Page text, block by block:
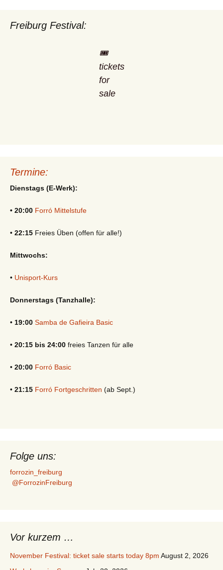
Freiburg Festival:
🎟️
tickets
for
sale
Termine:
Dienstags (E-Werk):
• 20:00 Forró Mittelstufe
• 22:15 Freies Üben (offen für alle!)
Mittwochs:
• Unisport-Kurs
Donnerstags (Tanzhalle):
• 19:00 Samba de Gafieira Basic
• 20:15 bis 24:00 freies Tanzen für alle
• 20:00 Forró Basic
• 21:15 Forró Fortgeschritten (ab Sept.)
Folge uns:
forrozin_freiburg
@ForrozinFreiburg
Vor kurzem …
November Festival: ticket sale starts today 8pm August 2, 2026